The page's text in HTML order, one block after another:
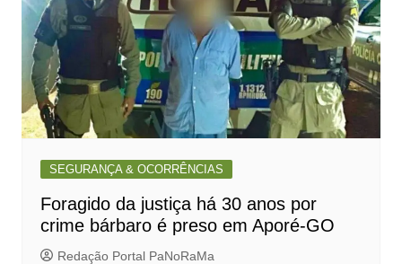
SEGURANÇA & OCORRÊNCIAS
Foragido da justiça há 30 anos por
crime bárbaro é preso em Aporé-GO
Redação Portal PaNoRaMa